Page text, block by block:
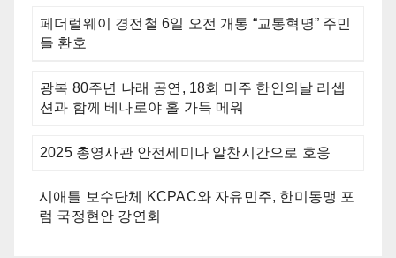
페더럴웨이 경전철 6일 오전 개통 “교통혁명” 주민
들 환호
광복 80주년 나래 공연, 18회 미주 한인의날 리셉
션과 함께 베나로야 홀 가득 메워
2025 총영사관 안전세미나 알찬시간으로 호응
시애틀 보수단체 KCPAC와 자유민주, 한미동맹 포
럼 국정현안 강연회